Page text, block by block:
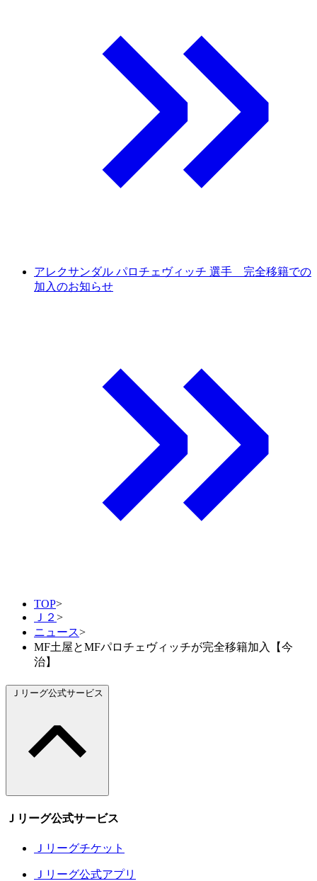
アレクサンダル パロチェヴィッチ 選手 完全移籍での
加入のお知らせ
TOP>
Ｊ２ >
ニュース>
MF土屋とMFパロチェヴィッチが完全移籍加入【今
治】
Ｊリーグ公式サービス
Ｊリーグ公式サービス
Ｊリーグチケット
Ｊリーグ公式アプリ